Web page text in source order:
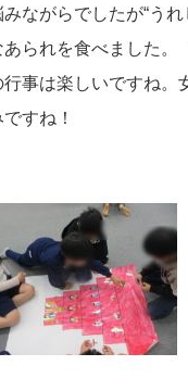
ながらでしたが“う
られを食べました。
事は楽しいですね。
すね！